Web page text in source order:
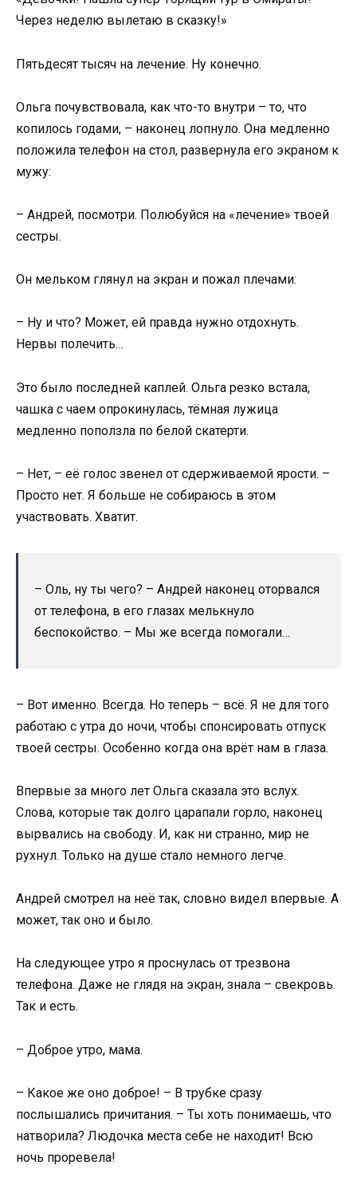
Через неделю вылетаю в сказку!»
Пятьдесят тысяч на лечение. Ну конечно.
Ольга почувствовала, как что-то внутри – то, что
копилось годами, – наконец лопнуло. Она медленно
положила телефон на стол, развернула его экраном к
мужу:
– Андрей, посмотри. Полюбуйся на «лечение» твоей
сестры.
Он мельком глянул на экран и пожал плечами:
– Ну и что? Может, ей правда нужно отдохнуть.
Нервы полечить…
Это было последней каплей. Ольга резко встала,
чашка с чаем опрокинулась, тёмная лужица
медленно поползла по белой скатерти.
– Нет, – её голос звенел от сдерживаемой ярости. –
Просто нет. Я больше не собираюсь в этом
участвовать. Хватит.
– Оль, ну ты чего? – Андрей наконец оторвался
от телефона, в его глазах мелькнуло
беспокойство. – Мы же всегда помогали…
– Вот именно. Всегда. Но теперь – всё. Я не для того
работаю с утра до ночи, чтобы спонсировать отпуск
твоей сестры. Особенно когда она врёт нам в глаза.
Впервые за много лет Ольга сказала это вслух.
Слова, которые так долго царапали горло, наконец
вырвались на свободу. И, как ни странно, мир не
рухнул. Только на душе стало немного легче.
Андрей смотрел на неё так, словно видел впервые. А
может, так оно и было.
На следующее утро я проснулась от трезвона
телефона. Даже не глядя на экран, знала – свекровь.
Так и есть.
– Доброе утро, мама.
– Какое же оно доброе! – В трубке сразу
послышались причитания. – Ты хоть понимаешь, что
натворила? Людочка места себе не находит! Всю
ночь проревела!